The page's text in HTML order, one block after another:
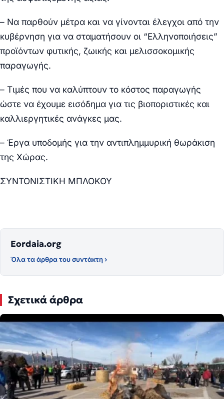
– Να παρθούν μέτρα και να γίνονται έλεγχοι από την
κυβέρνηση για να σταματήσουν οι “Ελληνοποιήσεις”
προϊόντων φυτικής, ζωικής και μελισσοκομικής
παραγωγής.
– Τιμές που να καλύπτουν το κόστος παραγωγής
ώστε να έχουμε εισόδημα για τις βιοποριστικές και
καλλιεργητικές ανάγκες μας.
– Έργα υποδομής για την αντιπλημμυρική θωράκιση
της Χώρας.
ΣΥΝΤΟΝΙΣΤΙΚΗ ΜΠΛΟΚΟΥ
Eordaia.org
Όλα τα άρθρα του συντάκτη ›
Σχετικά άρθρα